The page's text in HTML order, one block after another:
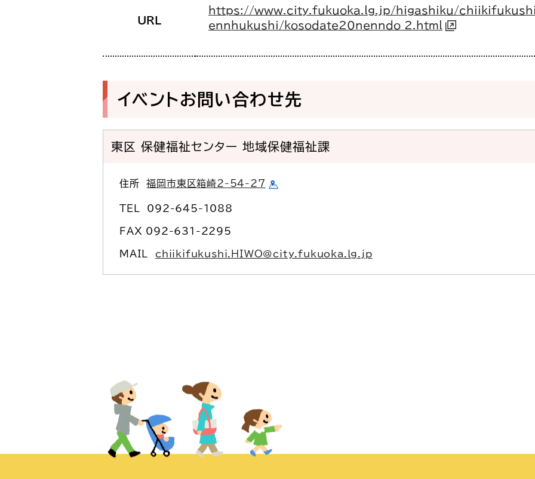
URL
https://www.city.fukuoka.lg.jp/higashiku/
ennhukushi/kosodate20nenndo_2.html
イベントお問い合わせ先
東区 保健福祉センター 地域保健福祉課
住所福岡市東区箱崎2-54-27
TEL 092-645-1088
FAX 092-631-2295
MAIL chiikifukushi.HIWO@city.fukuoka.lg.jp